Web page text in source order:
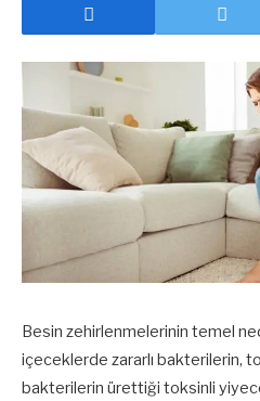
Besin zehirlenmelerinin temel
içeceklerde zararlı bakterilerin,
bakterilerin ürettiği toksinli